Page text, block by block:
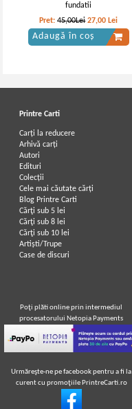
fundatii
Pret:45,00Lei 27,00 Lei
Adaugă în coș
Printre Carti
Carți la reducere
Arhivă carți
Autori
Edituri
Colecții
Cele mai căutate cărți
Blog Printre Carti
Cărţi sub 5 lei
Cărţi sub 8 lei
Cărţi sub 10 lei
Artiști/Trupe
Case de discuri
Poţi plăti online prin intermediul
procesatorului Netopia Payments
Urmăreşte-ne pe facebook pentru a fi la
curent cu promoţiile PrintreCarti.ro